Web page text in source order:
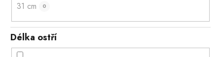
31 cm 0
Délka ostří